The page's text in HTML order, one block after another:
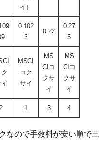
イ）
0.102
3
0.22
0.27
5
ク
MSCI
コク
サイ
MS
CIコ
クサ
イ
MS
CIコ
クサ
イ
2 1 3 4
なので手数料が安い順で三